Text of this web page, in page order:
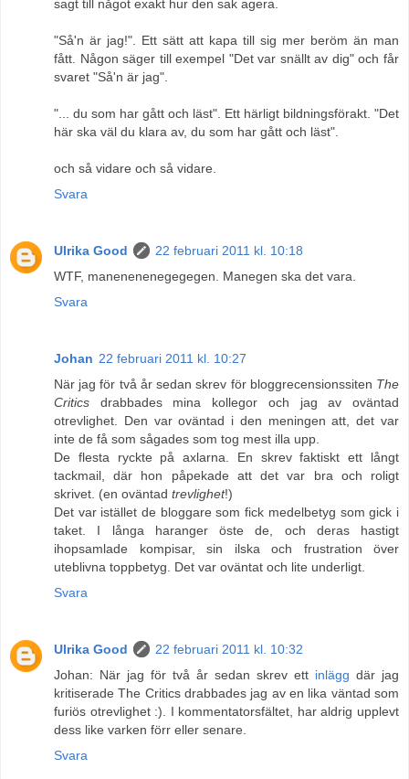
sagt till något exakt hur den sak agera.
"Så'n är jag!". Ett sätt att kapa till sig mer beröm än man
fått. Någon säger till exempel "Det var snällt av dig" och får
svaret "Så'n är jag".
"... du som har gått och läst". Ett härligt bildningsförakt. "Det
här ska väl du klara av, du som har gått och läst".
och så vidare och så vidare.
Svara
Ulrika Good
22 februari 2011 kl. 10:18
WTF, manenenenegegegen. Manegen ska det vara.
Svara
Johan 22 februari 2011 kl. 10:27
När jag för två år sedan skrev för bloggrecensionssiten The
Critics drabbades mina kollegor och jag av oväntad
otrevlighet. Den var oväntad i den meningen att, det var
inte de få som sågades som tog mest illa upp.
De flesta ryckte på axlarna. En skrev faktiskt ett långt
tackmail, där hon påpekade att det var bra och roligt
skrivet. (en oväntad trevlighet!)
Det var istället de bloggare som fick medelbetyg som gick i
taket. I långa haranger öste de, och deras hastigt
ihopsamlade kompisar, sin ilska och frustration över
uteblivna toppbetyg. Det var oväntat och lite underligt.
Svara
Ulrika Good
22 februari 2011 kl. 10:32
Johan: När jag för två år sedan skrev ett inlägg där jag
kritiserade The Critics drabbades jag av en lika väntad som
furiös otrevlighet :). I kommentatorsfältet, har aldrig upplevt
dess like varken förr eller senare.
Svara